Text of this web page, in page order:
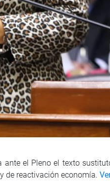
el Pleno el texto
de reactivación economía.